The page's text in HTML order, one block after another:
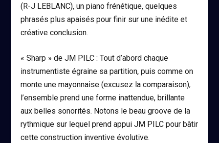
(R-J LEBLANC), un piano frénétique, quelques
phrasés plus apaisés pour finir sur une inédite et
créative conclusion.
« Sharp » de JM PILC : Tout d’abord chaque
instrumentiste égraine sa partition, puis comme on
monte une mayonnaise (excusez la comparaison),
l’ensemble prend une forme inattendue, brillante
aux belles sonorités. Notons le beau groove de la
rythmique sur lequel prend appui JM PILC pour bâtir
cette construction inventive évolutive.